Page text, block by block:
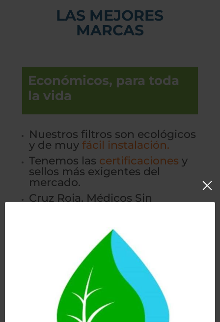
LAS MEJORES
MARCAS
Económicos, para toda
la vida
Nuestros filtros son ecológicos
y de muyfácil instalación.
Tenemos las certificaciones y
sellos más exigentes del
mercado.
Cruz Roja, Médicos Sin
nuestros filtros en caso de
emergencia sanitaria ¡Por algo